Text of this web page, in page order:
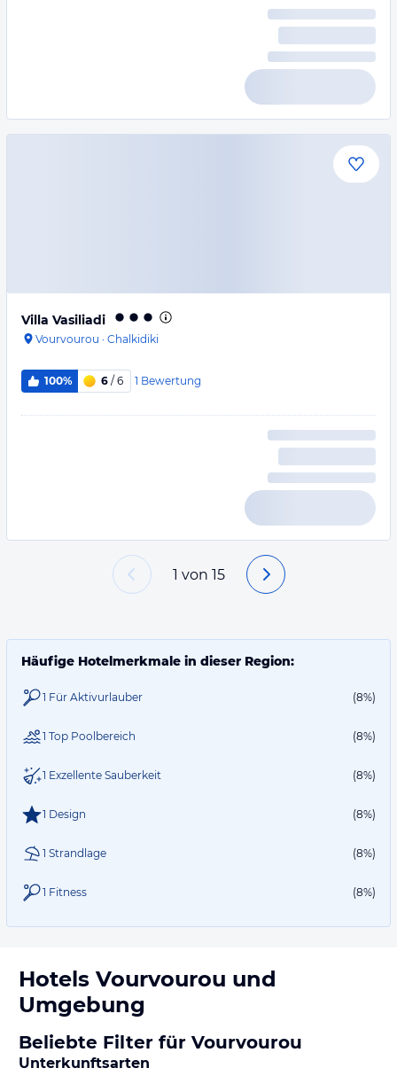
Villa Vasiliadi
Vourvourou · Chalkidiki
100% 6 / 6 1 Bewertung
1 von 15
Häufige Hotelmerkmale in dieser Region:
1 Für Aktivurlauber (8%)
1 Top Poolbereich (8%)
1 Exzellente Sauberkeit (8%)
1 Design (8%)
1 Strandlage (8%)
1 Fitness (8%)
Hotels Vourvourou und
Umgebung
Beliebte Filter für Vourvourou
Unterkunftsarten